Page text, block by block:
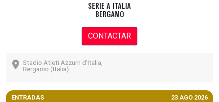
SERIE A ITALIA
BERGAMO
CONTACTAR
Stadio Atleti Azzurri d'Italia,
Bergamo (Italia)
ENTRADAS 23 AGO 2026